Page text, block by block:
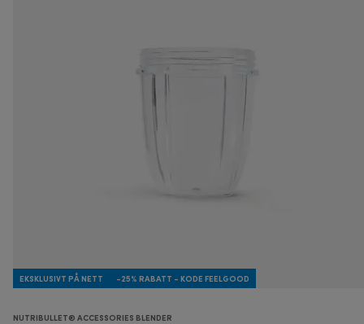
EKSKLUSIVT PÅ NETT -25% RABATT - KODE FEELGOOD
NUTRIBULLET® ACCESSORIES BLENDER